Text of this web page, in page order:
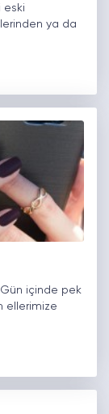
eski
ya da
Gün içinde pek
ellerimize